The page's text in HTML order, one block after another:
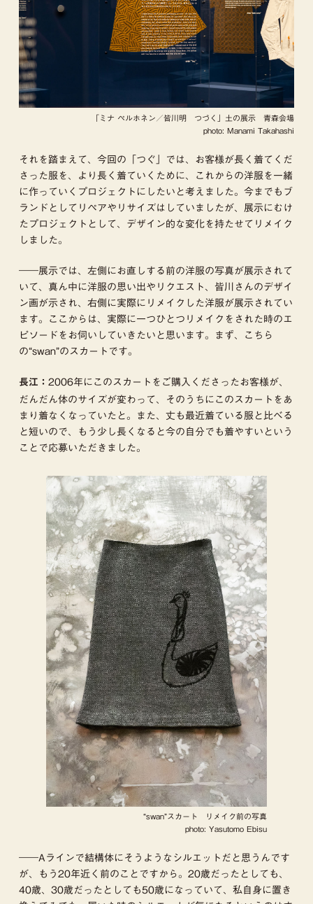
「ミナ ペルホネン／皆川明 つづく」土の展示 青森会場
photo: Manami Takahashi
それを踏まえて、今回の「つぐ」では、お客様が長く着てくだ
さった服を、より長く着ていくために、これからの洋服を一緒
に作っていくプロジェクトにしたいと考えました。今までもブ
ランドとしてリペアやリサイズはしていましたが、展示にむけ
たプロジェクトとして、デザイン的な変化を持たせてリメイク
しました。
――展示では、左側にお直しする前の洋服の写真が展示されて
いて、真ん中に洋服の思い出やリクエスト、皆川さんのデザイ
ン画が示され、右側に実際にリメイクした洋服が展示されてい
ます。ここからは、実際に一つひとつリメイクをされた時のエ
ピソードをお伺いしていきたいと思います。まず、こちら
の“swan”のスカートです。
長江： 2006年にこのスカートをご購入くださったお客様が、
だんだん体のサイズが変わって、そのうちにこのスカートをあ
まり着なくなっていたと。また、丈も最近着ている服と比べる
と短いので、もう少し長くなると今の自分でも着やすいという
ことで応募いただきました。
“swan”スカート リメイク前の写真
photo: Yasutomo Ebisu
――Aラインで結構体にそうようなシルエットだと思うんです
が、もう20年近く前のことですから。20歳だったとしても、
40歳、30歳だったとしても50歳になっていて、私自身に置き